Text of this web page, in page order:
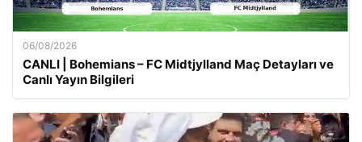
06/08/2026
CANLI | Bohemians – FC Midtjylland Maç Detayları ve
Canlı Yayın Bilgileri